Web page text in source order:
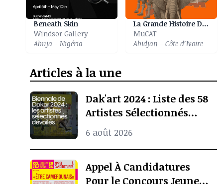
Beneath Skin
Windsor Gallery
Abuja - Nigéria
La Grande Histoire Des Eléphants
MuCAT
Abidjan - Côte d’Ivoire
Articles à la une
Dak'art 2024 : Liste des 58
Artistes Sélectionnés
Pour l’Exposition
Internationale De La
Biennale De Dakar
6 août 2026
Appel À Candidatures
Pour le Concours Jeunes